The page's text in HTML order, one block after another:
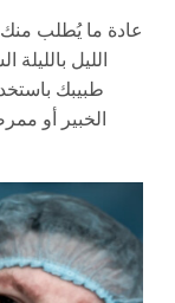
عادة ما يُطلب
الليل بالليلة
طبيبك
الخبير أو